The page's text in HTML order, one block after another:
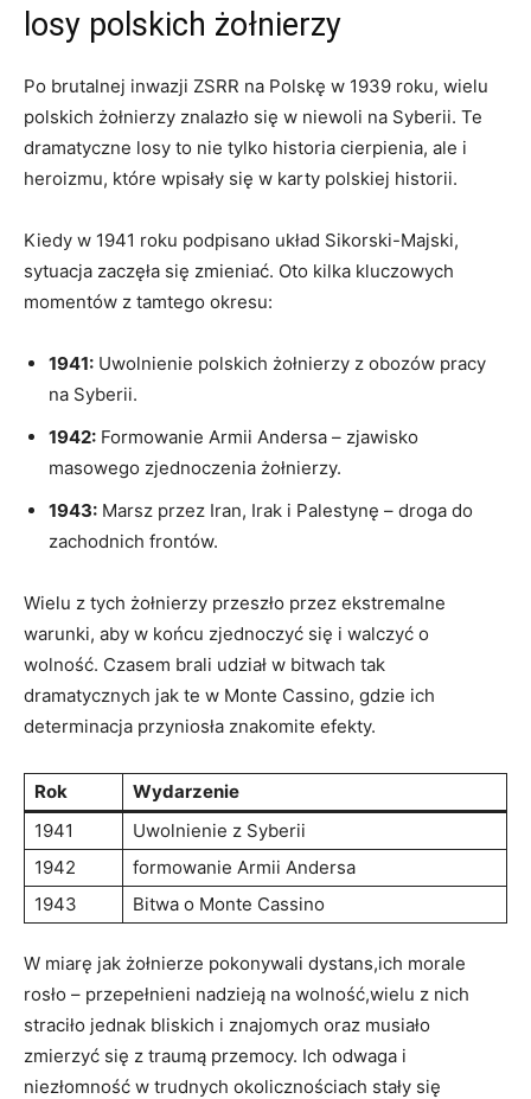
losy polskich żołnierzy
Po brutalnej inwazji ZSRR na Polskę w 1939 roku, wielu
polskich żołnierzy znalazło się w niewoli na Syberii. Te
dramatyczne losy to nie tylko historia cierpienia, ale i
heroizmu, które wpisały się w karty polskiej historii.
Kiedy w 1941 roku podpisano układ Sikorski-Majski,
sytuacja zaczęła się zmieniać. Oto kilka kluczowych
momentów z tamtego okresu:
1941: Uwolnienie polskich żołnierzy z obozów pracy
na Syberii.
1942: Formowanie Armii Andersa – zjawisko
masowego zjednoczenia żołnierzy.
1943: Marsz przez Iran, Irak i Palestynę – droga do
zachodnich frontów.
Wielu z tych żołnierzy przeszło przez ekstremalne
warunki, aby w końcu zjednoczyć się i walczyć o
wolność. Czasem brali udział w bitwach tak
dramatycznych jak te w Monte Cassino, gdzie ich
determinacja przyniosła znakomite efekty.
Rok
Wydarzenie
1941
Uwolnienie z Syberii
1942
formowanie Armii Andersa
1943
Bitwa o Monte Cassino
W miarę jak żołnierze pokonywali dystans,ich morale
rosło – przepełnieni nadzieją na wolność,wielu z nich
straciło jednak bliskich i znajomych oraz musiało
zmierzyć się z traumą przemocy. Ich odwaga i
niezłomność w trudnych okolicznościach stały się